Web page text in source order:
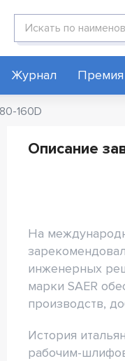
Поиск по каталогу
Журнал Премия
160D
Описание
На
инженерных
марки SAER
производств,
История
рабочим-